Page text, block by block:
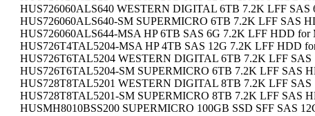
HUS726060ALS640 WESTERN DIGITAL 6TB 7.2K LFF SAS
HUS726060ALS640-SM SUPERMICRO 6TB 7.2K LFF SAS
HUS726060ALS644-MSA HP 6TB SAS 6G 7.2K LFF HDD for
HUS726T4TAL5204-MSA HP 4TB SAS 12G 7.2K LFF HDD
HUS726T6TAL5204 WESTERN DIGITAL 6TB 7.2K LFF SAS
HUS726T6TAL5204-SM SUPERMICRO 6TB 7.2K LFF SAS
HUS728T8TAL5201 WESTERN DIGITAL 8TB 7.2K LFF SAS
HUS728T8TAL5201-SM SUPERMICRO 8TB 7.2K LFF SAS
HUSMH8010BSS200 SUPERMICRO 100GB SSD SFF SAS